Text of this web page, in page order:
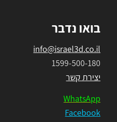
בואו נדבר
info@israel3d.co.il
1599-500-180
יצירת קשר
WhatsApp
Facebook